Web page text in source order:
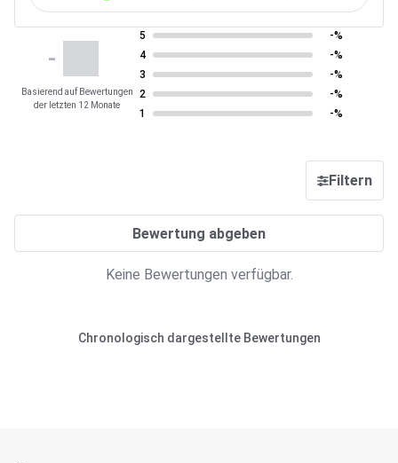
-
Basierend auf Bewertungen
der letzten 12 Monate
5
-%
4
-%
3
-%
2
-%
1
-%
Filtern
Bewertung abgeben
Keine Bewertungen verfügbar.
Chronologisch dargestellte Bewertungen